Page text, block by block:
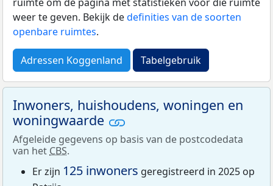
weer te geven. Bekijk dedefinities van de soorten
openbare ruimtes.
Adressen Koggenland Tabelgebruik
Inwoners, huishoudens, woningen en
woningwaarde
Afgeleide gegevens op basis van de postcodedata
van het CBS.
Er zijn 125 inwoners geregistreerd in 2025 op